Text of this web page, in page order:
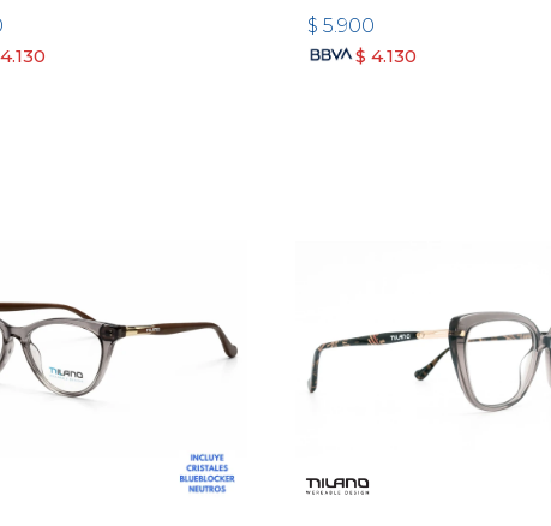
4.130
$ 5.900
$ 4.130